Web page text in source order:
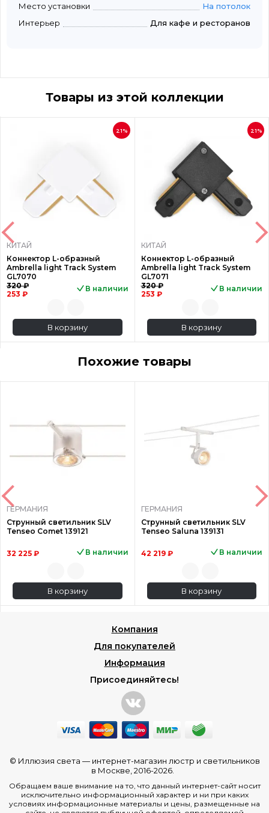
Место установки
На потолок
Интерьер
Для кафе и ресторанов
Товары из этой коллекции
21%
КИТАЙ
Коннектор L-образный
Ambrella light Track System
GL7070
320 ₽
253 ₽
В наличии
В корзину
21%
КИТАЙ
Коннектор L-образный
Ambrella light Track System
GL7071
320 ₽
253 ₽
В наличии
В корзину
Похожие товары
ГЕРМАНИЯ
Струнный светильник SLV
Tenseo Comet 139121
32 225 ₽ В наличии
В корзину
ГЕРМАНИЯ
Струнный светильник SLV
Tenseo Saluna 139131
42 219 ₽ В наличии
В корзину
Компания
Для покупателей
Информация
Присоединяйтесь!
© Иллюзия света — интернет-магазин люстр и светильников
в Москве , 2016-2026.
Обращаем ваше внимание на то, что данный интернет-сайт носит
исключительно информационный характер и ни при каких
условиях информационные материалы и цены, размещенные на